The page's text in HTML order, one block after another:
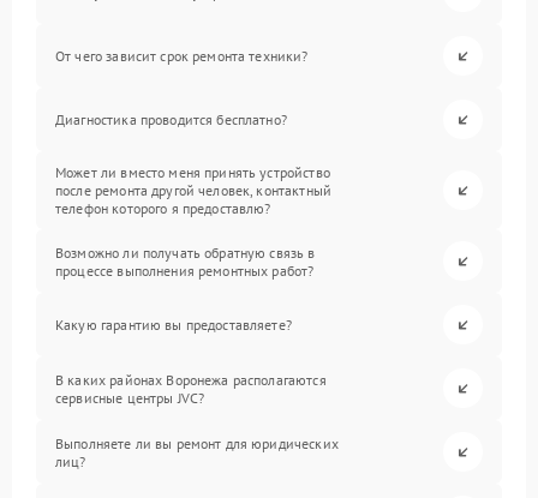
От чего зависит срок ремонта техники?
Диагностика проводится бесплатно?
Может ли вместо меня принять устройство
после ремонта другой человек, контактный
телефон которого я предоставлю?
Возможно ли получать обратную связь в
процессе выполнения ремонтных работ?
Какую гарантию вы предоставляете?
В каких районах Воронежа располагаются
сервисные центры JVC?
Выполняете ли вы ремонт для юридических
лиц?